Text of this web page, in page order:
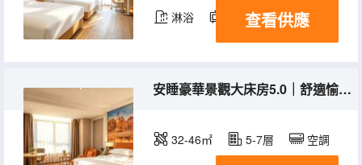
淋浴 電視機
查看供應
安睡豪華景觀大床房5.0｜舒適愉夢｜全景大窗｜園景
32-46㎡ 5-7層 空調